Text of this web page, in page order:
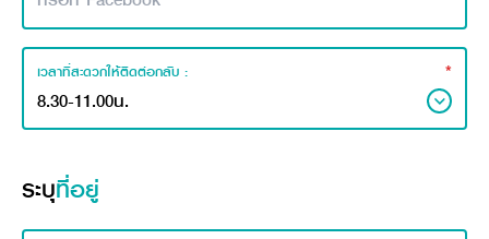
เวลาที่สะดวกให้ติดต่อกลับ : *
ระบุที่อยู่